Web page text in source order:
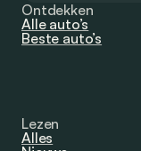
Ontdekken
Alle auto’s
Beste auto’s
Lezen
Alles